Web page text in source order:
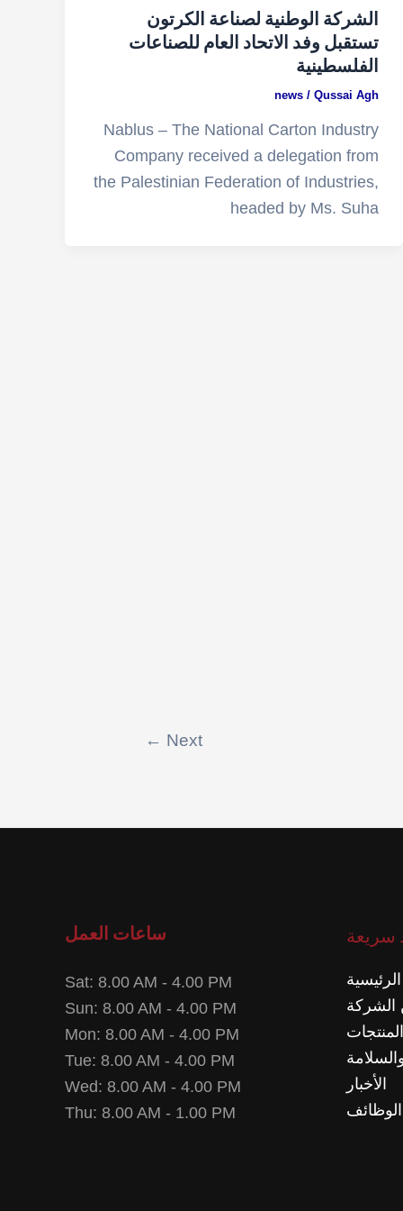
الشركة الوطنية لصناعة الكرتون
تستقبل وفد الاتحاد العام للصناعات
الفلسطينية
news /Qussai Agh
Nablus – The National Carton Industry
Company received a delegation from
the Palestinian Federation of Industries,
headed by Ms. Suha
Next
←
سريعة
الرئيسية
المنتجات
الأخبار
الوظائف
ساعات العمل
Sat: 8.00 AM - 4.00 PM
Sun: 8.00 AM - 4.00 PM
Mon: 8.00 AM - 4.00 PM
Tue: 8.00 AM - 4.00 PM
Wed: 8.00 AM - 4.00 PM
Thu: 8.00 AM - 1.00 PM